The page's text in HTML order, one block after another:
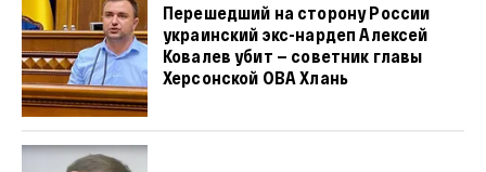
Перешедший на сторону России
украинский экс-нардеп Алексей
Ковалев убит — советник главы
Херсонской ОВА Хлань